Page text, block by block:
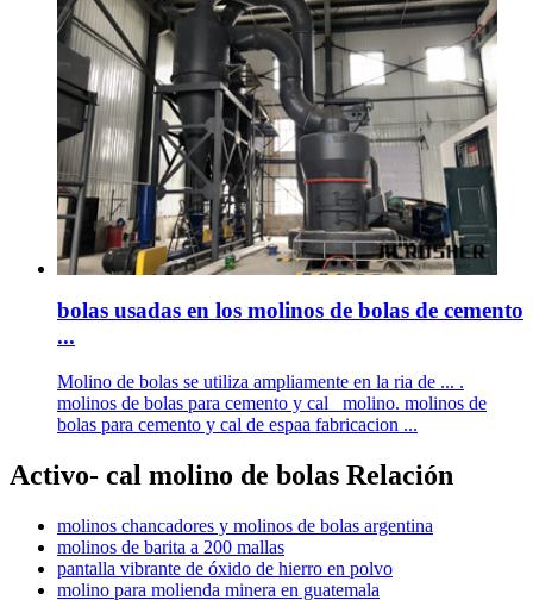
bolas usadas en los molinos de bolas de cemento
...
Molino de bolas se utiliza ampliamente en la ria de ... .
molinos de bolas para cemento y cal _molino. molinos de
bolas para cemento y cal de espaa fabricacion ...
Activo- cal molino de bolas Relación
molinos chancadores y molinos de bolas argentina
molinos de barita a 200 mallas
pantalla vibrante de óxido de hierro en polvo
molino para molienda minera en guatemala